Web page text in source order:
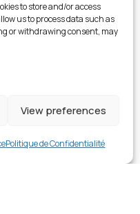
to store and/or access
us to process data such as
or withdrawing consent, may
View preferences
Politique de Confidentialité
Buy now